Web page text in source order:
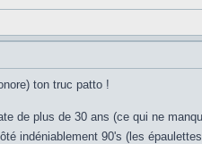
ton truc patto !
de plus de 30 ans (ce qui ne
indéniablement 90's (les épaulettes